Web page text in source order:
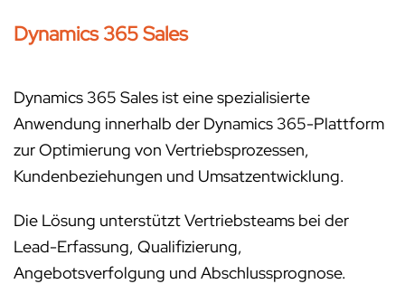
Dynamics 365 Sales
Dynamics 365 Sales ist eine spezialisierte
Anwendung innerhalb der Dynamics 365-Plattform
zur Optimierung von Vertriebsprozessen,
Kundenbeziehungen und Umsatzentwicklung.
Die Lösung unterstützt Vertriebsteams bei der
Lead-Erfassung, Qualifizierung,
Angebotsverfolgung und Abschlussprognose.